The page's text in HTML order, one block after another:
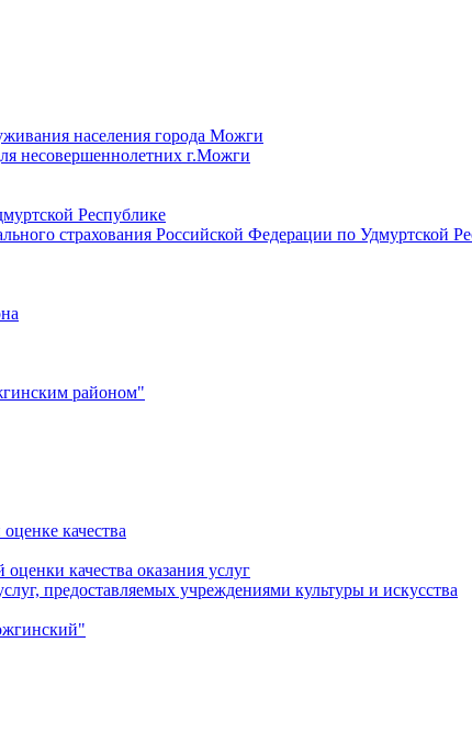
населения города Можги
несовершеннолетних г.Можги
Республике
страхования Российской Федерации по Удмуртской
районом"
качества
качества оказания услуг
предоставляемых учреждениями культуры и искусства